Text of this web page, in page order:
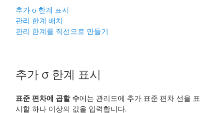
추가 σ 한계 표시
관리 한계 배치
관리 한계를 직선으로 만들기
추가 σ 한계 표시
표준 편차에 곱할 수에는 관리도에 추가 표준 편차 선을 표
시할 하나 이상의 값을 입력합니다.